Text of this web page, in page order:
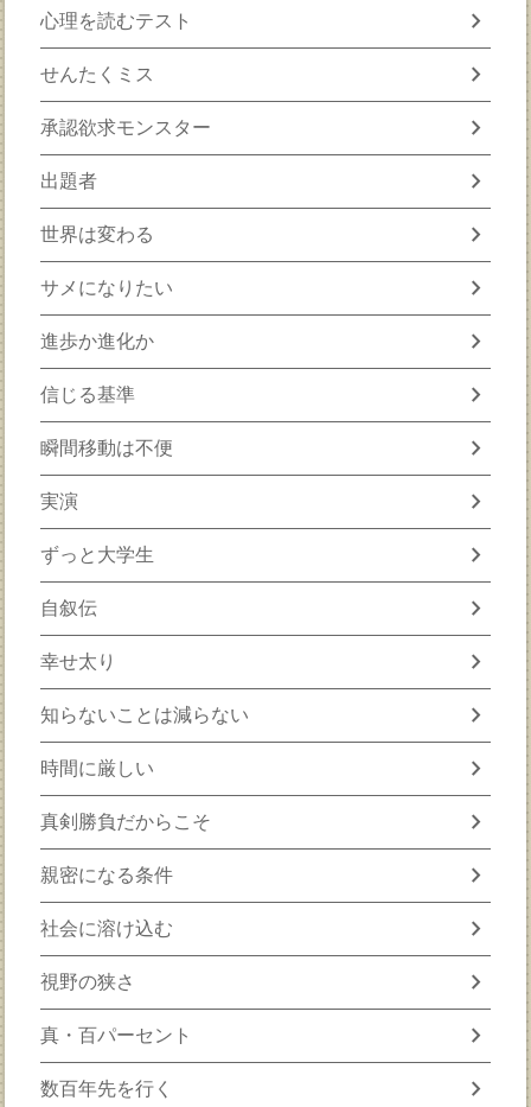
心理を読むテスト chevron_right
せんたくミス chevron_right
承認欲求モンスター chevron_right
出題者 chevron_right
世界は変わる chevron_right
サメになりたい chevron_right
進歩か進化か chevron_right
信じる基準 chevron_right
瞬間移動は不便 chevron_right
実演 chevron_right
ずっと大学生 chevron_right
自叙伝 chevron_right
幸せ太り chevron_right
知らないことは減らない chevron_right
時間に厳しい chevron_right
真剣勝負だからこそ chevron_right
親密になる条件 chevron_right
社会に溶け込む chevron_right
視野の狭さ chevron_right
真・百パーセント chevron_right
数百年先を行く chevron_right